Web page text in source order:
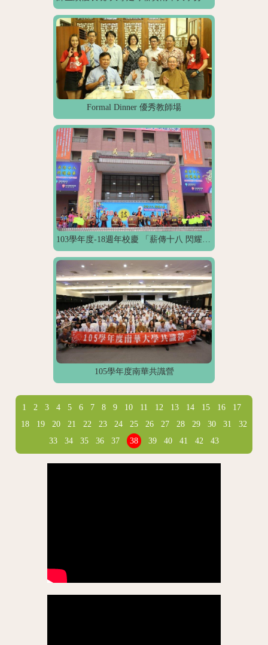
Formal Dinner 優秀教師場
105學年度南華共識營
1 2 3 4 5 6 7 8 9 10 11 12 13 14 15 16
17
18
19 20 21 22 23 24 25 26 27 28 29 30 31
32
33
34 35 36 37 38 39 40 41 42 43